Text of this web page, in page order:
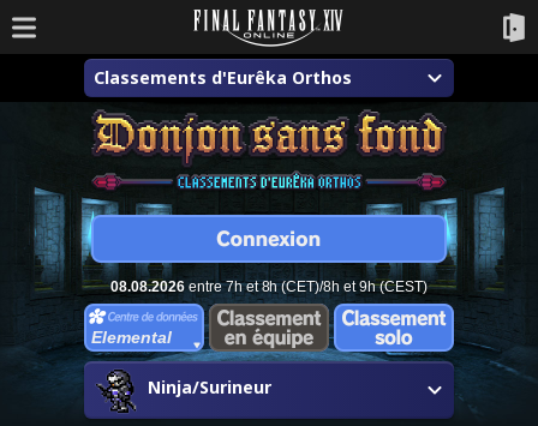
Classements d'Eurêka Orthos
08.08.2026entre 7h et 8h (CET)/8h et 9h (CEST)
Elemental
Ninja/Surineur